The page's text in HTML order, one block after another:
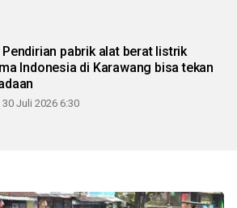
Pendirian pabrik alat berat listrik
Indonesia di Karawang bisa tekan
30 Juli 2026 6:30